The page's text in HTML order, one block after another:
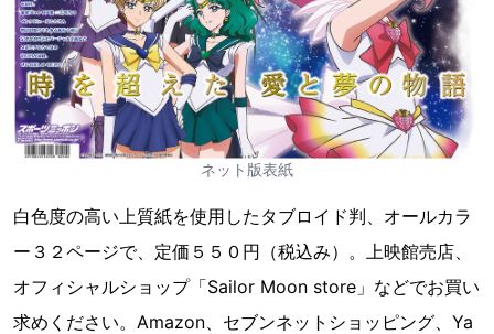
ネット版表紙
白色度の高い上質紙を使用したタブロイド判、オールカラ
ー３２ページで、定価５５０円（税込み）。上映館売店、
オフィシャルショップ「Sailor Moon store」などでお買い
求めください。Amazon、セブンネットショッピング、Ya